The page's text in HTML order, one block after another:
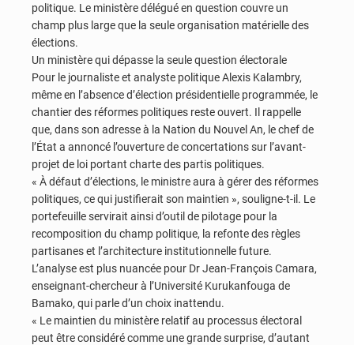
politique. Le ministère délégué en question couvre un
champ plus large que la seule organisation matérielle des
élections.
Un ministère qui dépasse la seule question électorale
Pour le journaliste et analyste politique Alexis Kalambry,
même en l’absence d’élection présidentielle programmée, le
chantier des réformes politiques reste ouvert. Il rappelle
que, dans son adresse à la Nation du Nouvel An, le chef de
l’État a annoncé l’ouverture de concertations sur l’avant-
projet de loi portant charte des partis politiques.
« À défaut d’élections, le ministre aura à gérer des réformes
politiques, ce qui justifierait son maintien », souligne-t-il. Le
portefeuille servirait ainsi d’outil de pilotage pour la
recomposition du champ politique, la refonte des règles
partisanes et l’architecture institutionnelle future.
L’analyse est plus nuancée pour Dr Jean-François Camara,
enseignant-chercheur à l’Université Kurukanfouga de
Bamako, qui parle d’un choix inattendu.
« Le maintien du ministère relatif au processus électoral
peut être considéré comme une grande surprise, d’autant